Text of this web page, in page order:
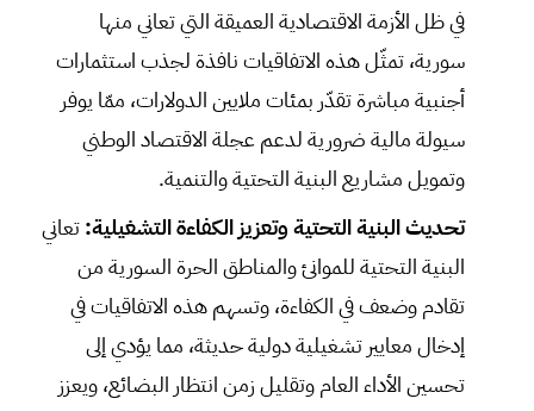
في ظل الأزمة الاقتصادية العميقة التي تعاني منها
سورية، تمثّل هذه الاتفاقيات نافذة لجذب استثمارات
أجنبية مباشرة تقدّر بمئات ملايين الدولارات، ممّا يوفر
سيولة مالية ضرورية لدعم عجلة الاقتصاد الوطني
وتمويل مشاريع البنية التحتية والتنمية.
تحديث البنية التحتية وتعزيز الكفاءة التشغيلية:تعاني
البنية التحتية للموانئ والمناطق الحرة السورية من
تقادم وضعف في الكفاءة، وتسهم هذه الاتفاقيات في
إدخال معايير تشغيلية دولية حديثة، مما يؤدي إلى
تحسين الأداء العام وتقليل زمن انتظار البضائع، ويعزز